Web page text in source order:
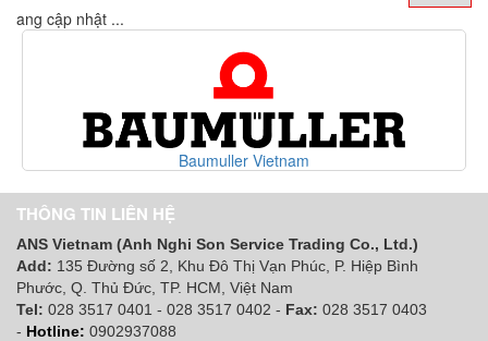
Đang cập nhật ...
Baumuller Vietnam
THÔNG TIN LIÊN HỆ
ANS Vietnam (Anh Nghi Son Service Trading Co., Ltd.)
Add: 135 Đường số 2, Khu Đô Thị Vạn Phúc, P. Hiệp Bình
Phước, Q. Thủ Đức, TP. HCM , Việt Nam
Tel: 028 3517 0401 - 028 3517 0402 - Fax: 028 3517 0403
- Hotline: 0902937088